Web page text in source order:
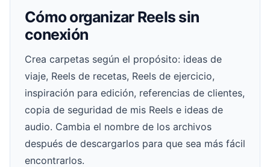
Cómo organizar Reels sin
conexión
Crea carpetas según el propósito: ideas de
viaje, Reels de recetas, Reels de ejercicio,
inspiración para edición, referencias de clientes,
copia de seguridad de mis Reels e ideas de
audio. Cambia el nombre de los archivos
después de descargarlos para que sea más fácil
encontrarlos.